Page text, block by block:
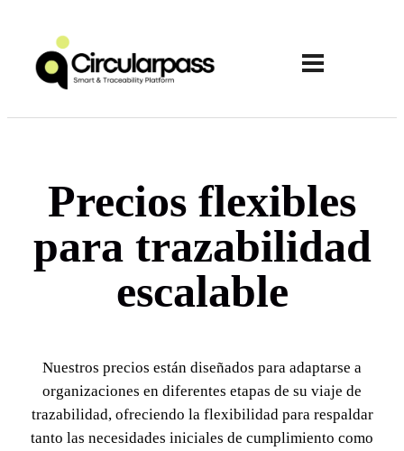
Precios flexibles
para trazabilidad
escalable
Nuestros precios están diseñados para adaptarse a
organizaciones en diferentes etapas de su viaje de
trazabilidad, ofreciendo la flexibilidad para respaldar
tanto las necesidades iniciales de cumplimiento como